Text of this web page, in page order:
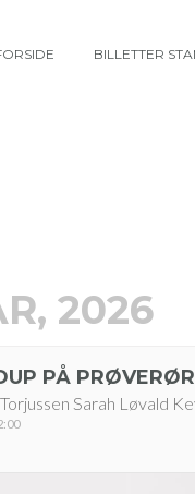
BILLETTER
2026
PÅ
Sarah Løvald